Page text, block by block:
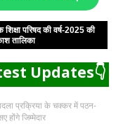
शिक्षा परिषद की वर्ष-2025 की
तालिका
Updates👇
प्रक्रिया के चक्कर में पठन-
होंगे जिम्मेदार